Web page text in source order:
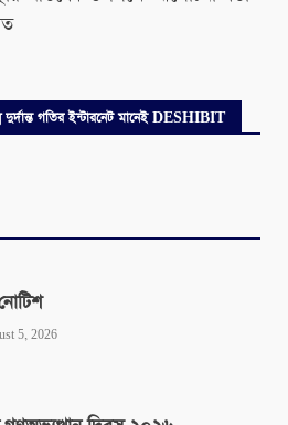
দুর্দান্ত গতির ইন্টারনেট মানেই DESHIBIT
5, 2026